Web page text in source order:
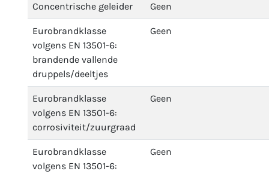
Concentrische geleider Geen
Eurobrandklasse
volgens EN 13501-6:
brandende vallende
druppels/deeltjes
Geen
Eurobrandklasse
volgens EN 13501-6:
corrosiviteit/zuurgraad
Geen
Eurobrandklasse
volgens EN 13501-6:
Geen